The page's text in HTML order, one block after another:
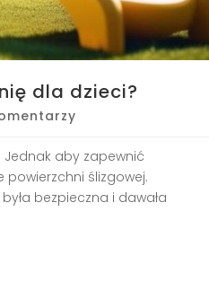
dla dzieci?
aby zapewnić
ślizgowej.
była bezpieczna i dawała